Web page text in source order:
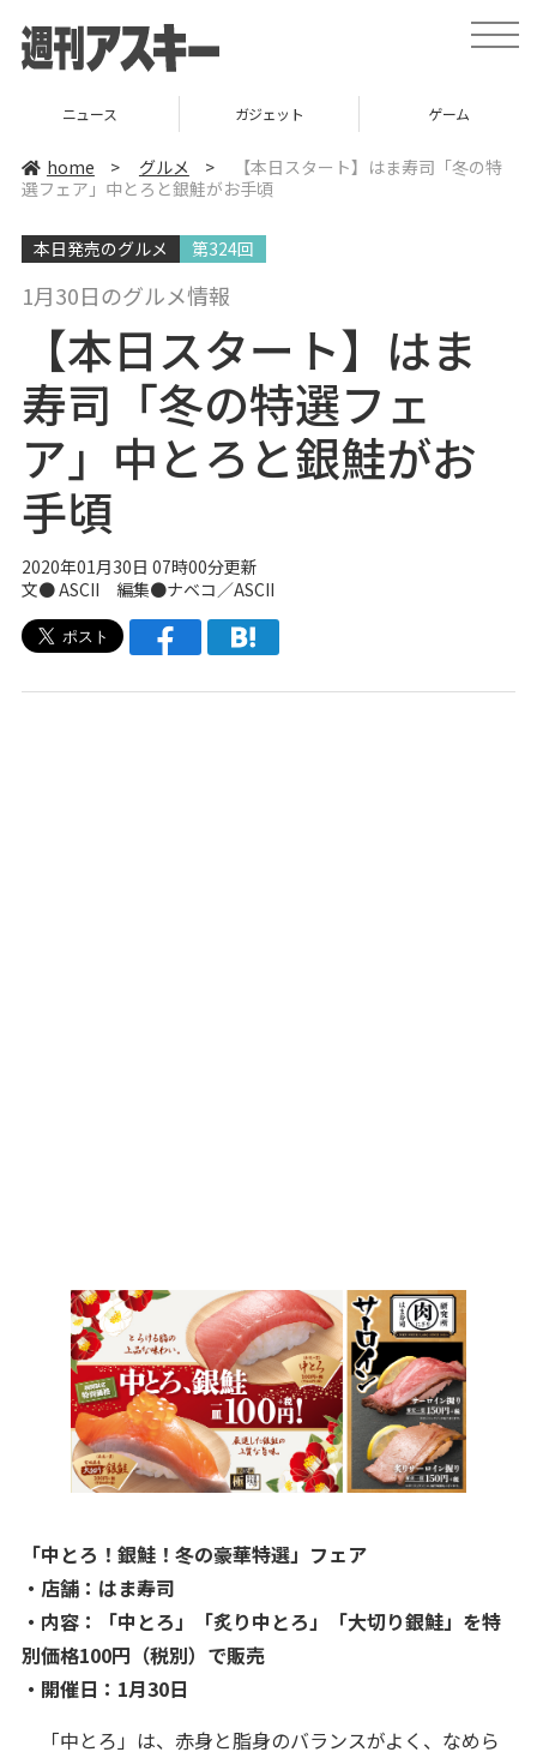
t
o
a
v
ニュース ガジェット ゲーム
home > グルメ >
【本日スタート】はま寿司「冬の特
選フェア」中とろと銀鮭がお手頃
本日発売のグルメ 第324回
1月30日のグルメ情報
【本日スタート】はま
寿司「冬の特選フェ
ア」中とろと銀鮭がお
手頃
2020年01月30日 07時00分更新
文● ASCII 編集●ナベコ／ASCII
「中とろ！銀鮭！冬の豪華特選」フェア
・店舗：はま寿司
・内容：「中とろ」「炙り中とろ」「大切り銀鮭」を特
別価格100円（税別）で販売
・開催日：1月30日
「中とろ」は、赤身と脂身のバランスがよく、なめら